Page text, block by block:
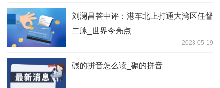
刘澜昌答中评：港车北上打通大湾区任督
二脉_世界今亮点
2023-05-19
碾的拼音怎么读_碾的拼音